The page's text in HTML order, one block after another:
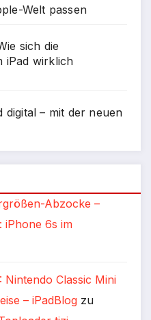
Welt passen
sich die
iPad wirklich
digital – mit der neuen
Abzocke –
iPhone 6s im
Nintendo Classic Mini
– iPadBlog zu